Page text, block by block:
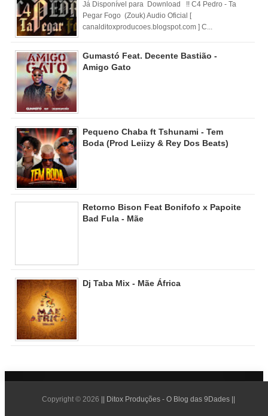
Já Disponível para Download !! C4 Pedro - Ta
Pegar Fogo (Zouk) Audio Oficial [
canalditoxproducoes.blogspot.com ] C...
Gumastó Feat. Decente Bastião -
Amigo Gato
Pequeno Chaba ft Tshunami - Tem
Boda (Prod Leiizy & Rey Dos Beats)
Retorno Bison Feat Bonifofo x Papoite
Bad Fula - Mãe
Dj Taba Mix - Mãe África
Copyright © 2026 || Ditox Produções - O Blog das 9Dades ||